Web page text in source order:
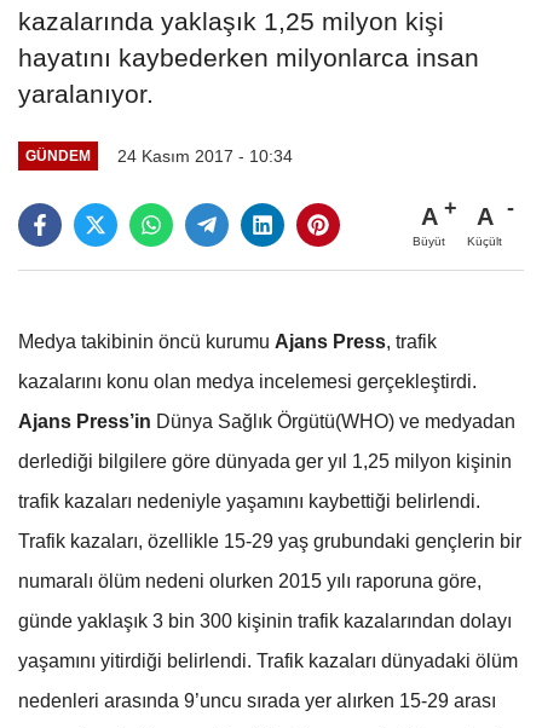
kazalarında yaklaşık 1,25 milyon kişi
hayatını kaybederken milyonlarca insan
yaralanıyor.
GÜNDEM 24 Kasım 2017 - 10:34
A
Büyüt
A
Küçült
Medya takibinin öncü kurumu Ajans Press, trafik
kazalarını konu olan medya incelemesi gerçekleştirdi.
Ajans Press’in Dünya Sağlık Örgütü(WHO) ve medyadan
derlediği bilgilere göre dünyada ger yıl 1,25 milyon kişinin
trafik kazaları nedeniyle yaşamını kaybettiği belirlendi.
Trafik kazaları, özellikle 15-29 yaş grubundaki gençlerin bir
numaralı ölüm nedeni olurken 2015 yılı raporuna göre,
günde yaklaşık 3 bin 300 kişinin trafik kazalarından dolayı
yaşamını yitirdiği belirlendi. Trafik kazaları dünyadaki ölüm
nedenleri arasında 9’uncu sırada yer alırken 15-29 arası